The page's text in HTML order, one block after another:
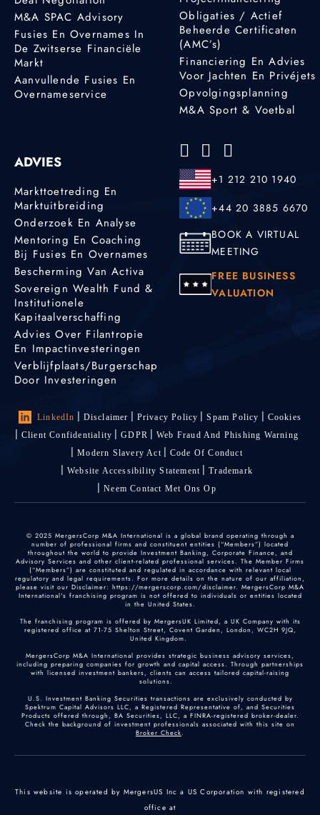
M&A SPAC Advisory
Fusies En Overnames In
De Zwitserse Financiële
Markt
Aanvullende Fusies En
Overnameservice
Obligaties / Actief
Beheerde Certificaten
(AMC’s)
Financiering En Advies
Voor Jachten En Privéjets
Opvolgingsplanning
M&A Sport & Voetbal
ADVIES
Markttoetreding En
Marktuitbreiding
Onderzoek En Analyse
Mentoring En Coaching
Bij Fusies En Overnames
Bescherming Van Activa
Sovereign Wealth Fund &
Institutionele
Kapitaalverschaffing
Advies Over Filantropie
En Impactinvesteringen
Verblijfplaats/burgerschap
Door Investeringen
+1 212 210 1940
+44 20 3885 6670
BOOK A VIRTUAL
MEETING
FREE BUSINESS
VALUATION
LinkedIn Disclaimer Privacy Policy Spam Policy
Cookies
Client Confidentiality
GDPR
Web Fraud And Phishing Warning
Modern Slavery Act
Code Of Conduct
Website Accessibility Statement
Trademark
Neem Contact Met Ons Op
© 2025 MergersCorp M&A International is a global brand operating through a
number of professional firms and constituent entities (“Members”) located
throughout the world to provide Investment Banking, Corporate Finance, and
Advisory Services and other client-related professional services. The Member Firms
(“Members”) are constituted and regulated in accordance with relevant local
regulatory and legal requirements. For more details on the nature of our affiliation,
please visit our Disclaimer: https://mergerscorp.com/disclaimer. MergersCorp M&A
International's franchising program is not offered to individuals or entities located
in the United States.
The franchising program is offered by MergersUK Limited, a UK Company with its
registered office at 71-75 Shelton Street, Covent Garden, London, WC2H 9JQ,
United Kingdom.
MergersCorp M&A International provides strategic business advisory services,
including preparing companies for growth and capital access. Through partnerships
with licensed investment bankers, clients can access tailored capital-raising
solutions.
U.S. Investment Banking Securities transactions are exclusively conducted by
Spektrum Capital Advisors LLC, a Registered Representative of, and Securities
Products offered through, BA Securities, LLC, a FINRA-registered broker-dealer.
Check the background of investment professionals associated with this site on
Broker Check.
This website is operated by MergersUS Inc a US Corporation with registered
office at